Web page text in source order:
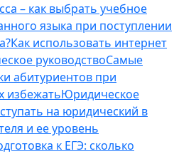
– как выбрать учебное
языка при поступлении
Как использовать интернет
руководствоСамые
абитуриентов при
избежатьЮридическое
на юридический в
и ее уровень
к ЕГЭ: сколько